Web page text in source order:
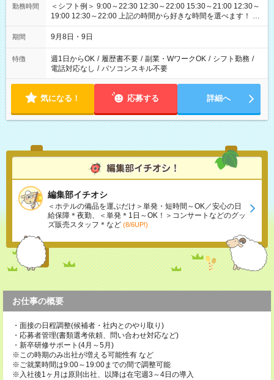
勤務時間
＜シフト例＞ 9:00～22:30 12:30～22:00 15:30～21:00 12:30～
19:00 12:30～22:00 上記の時間から好きな時間を選べます！ ※
時間は変更となる可能性があります
期間 9月8日・9日
特徴 週1日からOK / 履歴書不要 / 副業・WワークOK / シフト勤務 /
電話対応なし / パソコンスキル不要
気になる！ 応募する 詳細へ
編集部イチオシ
＜ホテルの備品を運ぶだけ＞単発・短時間～OK／安心の日
給保障＊夜勤、＜単発＊1日～OK！＞コンサートなどのグッ
ズ販売スタッフ＊など (8/6UP!)
お仕事の概要
・面接の日程調整(候補者・社内とのやり取り)
・応募者管理(書類選考依頼、問い合わせ対応など)
・新卒研修サポート(4月～5月)
※この時期のみ出社が増える可能性有 など
※ご就業時間は9:00～19:00までの間で調整可能
※入社後1ヶ月は原則出社、以降は在宅週3～4日の導入